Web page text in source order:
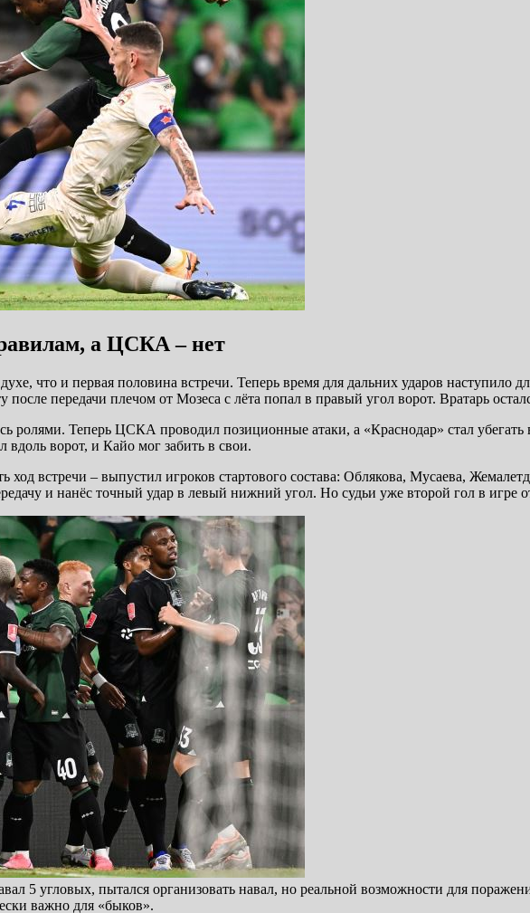
а ЦСКА – нет
что и первая половина встречи. Теперь время для дальних ударов
передачи плечом от Мозеса с лёта попал в правый угол ворот. Вратарь
ролями. Теперь ЦСКА проводил позиционные атаки, а «Краснодар» стал
ворот, и Кайо мог забить в свои.
ход встречи – выпустил игроков стартового состава: Облякова, Мусаева,
и нанёс точный удар в левый нижний угол. Но судьи уже второй гол в игре
5 угловых, пытался организовать навал, но реальной возможности для
важно для «быков».